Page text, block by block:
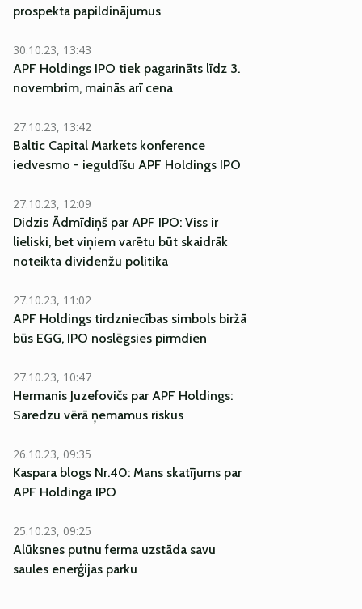
prospekta papildinājumus
30.10.23, 13:43
APF Holdings IPO tiek pagarināts līdz 3.
novembrim, mainās arī cena
27.10.23, 13:42
Baltic Capital Markets konference
iedvesmo - ieguldīšu APF Holdings IPO
27.10.23, 12:09
Didzis Ādmīdiņš par APF IPO: Viss ir
lieliski, bet viņiem varētu būt skaidrāk
noteikta dividenžu politika
27.10.23, 11:02
APF Holdings tirdzniecības simbols biržā
būs EGG, IPO noslēgsies pirmdien
27.10.23, 10:47
Hermanis Juzefovičs par APF Holdings:
Saredzu vērā ņemamus riskus
26.10.23, 09:35
Kaspara blogs Nr.40: Mans skatījums par
APF Holdinga IPO
25.10.23, 09:25
Alūksnes putnu ferma uzstāda savu
saules enerģijas parku